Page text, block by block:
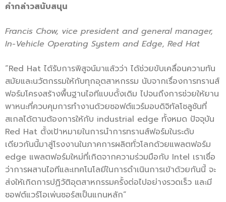
คำกล่าวสนับสนุน
Francis Chow, vice president and general manager,
In-Vehicle Operating System and Edge, Red Hat
“Red Hat ได้รับการพิสูจน์มาแล้วว่า ได้ช่วยขับเคลื่อนความทัน
สมัยและนวัตกรรมให้กับทุกอุตสาหกรรม นับจากเรื่องการทรานส์
ฟอร์มโครงสร้างพื้นฐานไอทีแบบดั้งเดิม ไปจนถึงการช่วยให้ยาน
พาหนะที่ควบคุมการทำงานด้วยซอฟต์แวร์มอบดิจิทัลโซลูชันที่
สเกลได้ตามต้องการให้กับ industrial edge ทั้งหมด ปัจจุบัน
Red Hat ตั้งเป้าหมายในการนำการทรานส์ฟอร์มในระดับ
เดียวกันนี้มาสู่โรงงานในภาคการผลิตทั่วโลกด้วยแพลตฟอร์ม
edge แพลตฟอร์มใหม่ที่เกิดจากความร่วมมือกับ Intel เราเชื่อ
ว่าการผสานไอทีและเทคโนโลยีในการดำเนินการเข้าด้วยกันนี้ จะ
ส่งให้เกิดการปฏิวัติอุตสาหกรรมครั้งต่อไปอย่างรวดเร็ว และมี
ซอฟต์แวร์โอเพ่นซอร์สเป็นแกนหลัก”